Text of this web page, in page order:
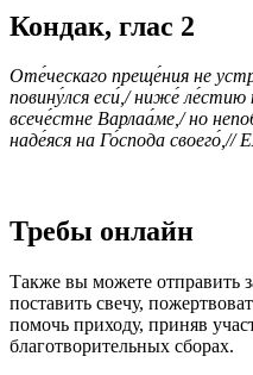
Кондак, глас 2
Оте́ческаго преще́ния не
повину́лся еси́,/ ниже́
всече́стне Варлаа́ме,/ но
наде́яся на Го́спода
Требы онлайн
Также вы можете отправить
поставить свечу,
помочь приходу, приняв
благотворительных сборах.